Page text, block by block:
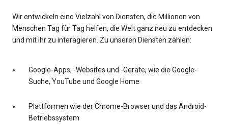
Wir entwickeln eine Vielzahl von Diensten, die Millionen von
Menschen Tag für Tag helfen, die Welt ganz neu zu entdecken
und mit ihr zu interagieren. Zu unseren Diensten zählen:
Google-Apps, -Websites und -Geräte, wie die Google-
Suche, YouTube und Google Home
Plattformen wie der Chrome-Browser und das Android-
Betriebssystem